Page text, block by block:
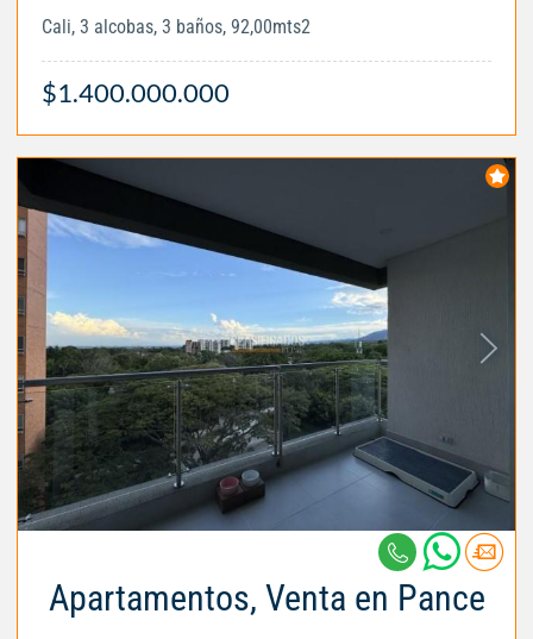
Cali, 3 alcobas, 3 baños, 92,00mts2
$1.400.000.000
Apartamentos, Venta en Pance